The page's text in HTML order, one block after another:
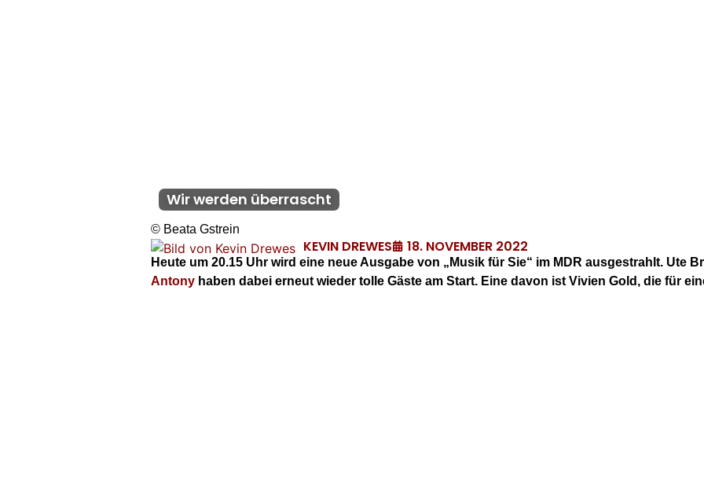
Wir werden überrascht
© Beata Gstrein
KEVIN DREWES 18. NOVEMBER 2022
Heute um 20.15 Uhr wird eine neue Ausgabe von „Musik für Sie“ im MDR ausgestrahlt. Ute
Antony haben dabei erneut wieder tolle Gäste am Start. Eine davon ist Vivien Gold, die für